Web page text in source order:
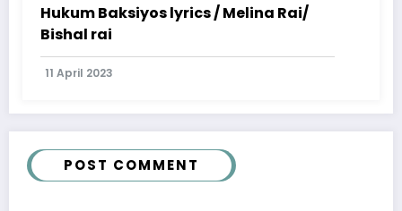
Hukum Baksiyos lyrics / Melina Rai/
Bishal rai
11 April 2023
POST COMMENT